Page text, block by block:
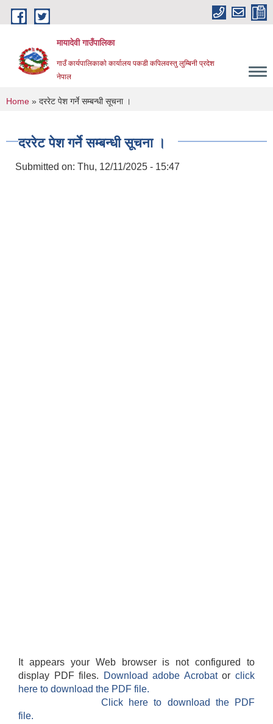
Skip to main content
मायादेवी गाउँपालिका
गाउँ कार्यपालिकाकाे कार्यालय पकडी कपिलवस्तु लुम्बिनी प्रदेश
नेपाल
You are here
Home » दररेट पेश गर्ने सम्बन्धी सूचना ।
दररेट पेश गर्ने सम्बन्धी सूचना ।
Submitted on: Thu, 12/11/2025 - 15:47
It appears your Web browser is not configured to
display PDF files.
Download adobe Acrobatorclick
here to download the PDF file.
Click here to download the PDF
file.